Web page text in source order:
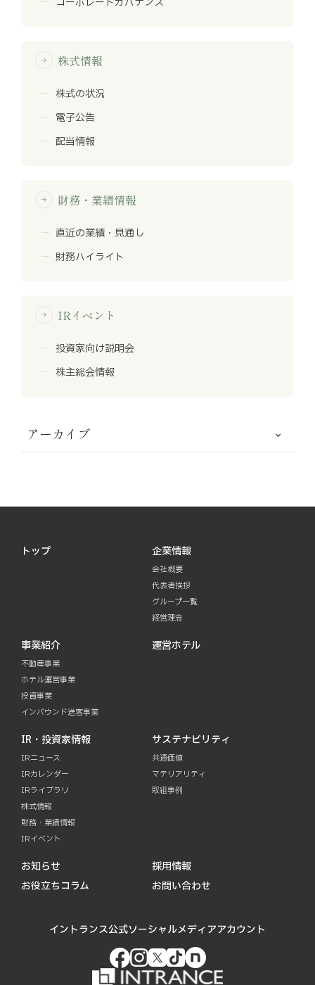
arrow_forward 株式情報
株式の状況
電子公告
配当情報
arrow_forward 財務・業績情報
直近の業績・見通し
財務ハイライト
arrow_forward IRイベント
投資家向け説明会
株主総会情報
アーカイブ
トップ 企業情報
会社概要
代表者挨拶
グループ一覧
経営理念
事業紹介
不動産事業
ホテル運営事業
投資事業
インバウンド送客事業
運営ホテル
IR・投資家情報
IRニュース
IRカレンダー
IRライブラリ
株式情報
財務・業績情報
IRイベント
サステナビリティ
共通価値
マテリアリティ
取組事例
お知らせ
お役立ちコラム
採用情報
お問い合わせ
イントランス公式ソーシャルメディアアカウント